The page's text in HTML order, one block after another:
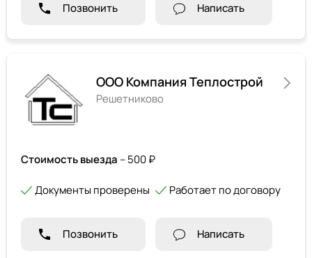
Позвонить Написать
ООО Компания Теплострой
Решетниково
Стоимость выезда – 500 ₽
Документы проверены Работает по договору
Позвонить Написать